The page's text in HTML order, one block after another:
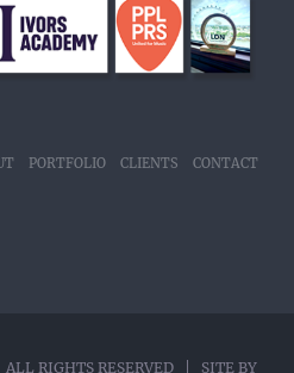
PORTFOLIO CLIENTS CONTACT
RIGHTS RESERVED | SITE BY